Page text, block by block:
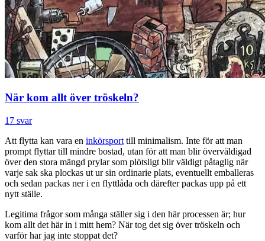
När kom allt över tröskeln?
17 svar
Att flytta kan vara en inkörsport till minimalism. Inte för att man
prompt flyttar till mindre bostad, utan för att man blir överväldigad
över den stora mängd prylar som plötsligt blir väldigt påtaglig när
varje sak ska plockas ut ur sin ordinarie plats, eventuellt emballeras
och sedan packas ner i en flyttlåda och därefter packas upp på ett
nytt ställe.
Legitima frågor som många ställer sig i den här processen är; hur
kom allt det här in i mitt hem? När tog det sig över tröskeln och
varför har jag inte stoppat det?